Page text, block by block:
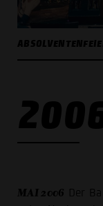
MAI 2006 Der